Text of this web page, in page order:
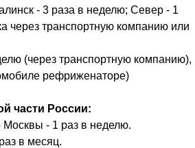
- 3 раза в неделю; Север - 1
через транспортную компанию или
(через транспортную компанию),
рефриженаторе)
части России:
- 1 раз в неделю.
в месяц.